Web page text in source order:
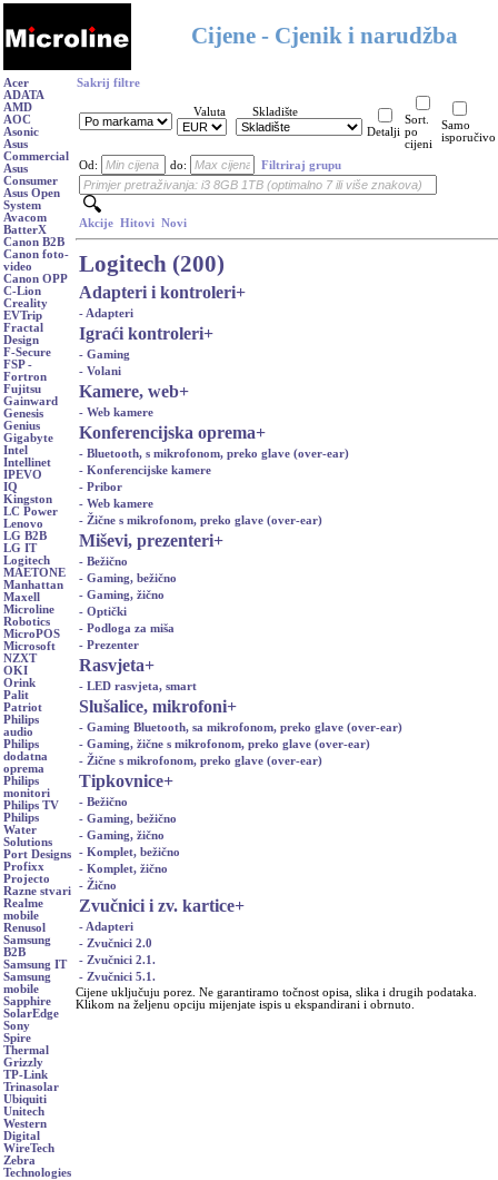
Cijene - Cjenik i narudžba
Acer
ADATA
AMD
AOC
Asonic
Asus
Commercial
Asus
Consumer
Asus Open
System
Avacom
BatterX
Canon B2B
Canon foto-
video
Canon OPP
C-Lion
Creality
EVTrip
Fractal
Design
F-Secure
FSP -
Fortron
Fujitsu
Gainward
Genesis
Genius
Gigabyte
Intel
Intellinet
IPEVO
IQ
Kingston
LC Power
Lenovo
LG B2B
LG IT
Logitech
MAETONE
Manhattan
Maxell
Microline
Robotics
MicroPOS
Microsoft
NZXT
OKI
Orink
Palit
Patriot
Philips
audio
Philips
dodatna
oprema
Philips
monitori
Philips TV
Philips
Water
Solutions
Port Designs
Profixx
Projecto
Razne stvari
Realme
mobile
Renusol
Samsung
B2B
Samsung IT
Samsung
mobile
Sapphire
SolarEdge
Sony
Spire
Thermal
Grizzly
TP-Link
Trinasolar
Ubiquiti
Unitech
Western
Digital
WireTech
Zebra
Technologies
Sakrij filtre
Valuta
Skladište
Detalji
Sort.
po
cijeni
Samo
isporučivo
Od: do: Filtriraj grupu
Akcije Hitovi Novi
Logitech (200)
Adapteri i kontroleri+
- Adapteri
Igraći kontroleri+
- Gaming
- Volani
Kamere, web+
- Web kamere
Konferencijska oprema+
- Bluetooth, s mikrofonom, preko glave (over-ear)
- Konferencijske kamere
- Pribor
- Web kamere
- Žične s mikrofonom, preko glave (over-ear)
Miševi, prezenteri+
- Bežično
- Gaming, bežično
- Gaming, žično
- Optički
- Podloga za miša
- Prezenter
Rasvjeta+
- LED rasvjeta, smart
Slušalice, mikrofoni+
- Gaming Bluetooth, sa mikrofonom, preko glave (over-ear)
- Gaming, žične s mikrofonom, preko glave (over-ear)
- Žične s mikrofonom, preko glave (over-ear)
Tipkovnice+
- Bežično
- Gaming, bežično
- Gaming, žično
- Komplet, bežično
- Komplet, žično
- Žično
Zvučnici i zv. kartice+
- Adapteri
- Zvučnici 2.0
- Zvučnici 2.1.
- Zvučnici 5.1.
Cijene uključuju porez. Ne garantiramo točnost opisa, slika i drugih podataka.
Klikom na željenu opciju mijenjate ispis u ekspandirani i obrnuto.